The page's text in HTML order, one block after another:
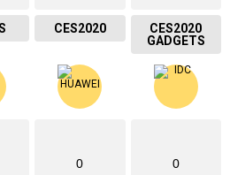
CES2020
CES2020
GADGETS
0 0